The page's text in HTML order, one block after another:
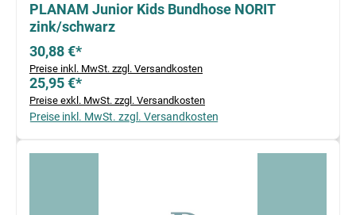
PLANAM Junior Kids Bundhose NORIT
zink/schwarz
30,88 €*
Preise inkl. MwSt. zzgl. Versandkosten
25,95 €*
Preise exkl. MwSt. zzgl. Versandkosten
Preise inkl. MwSt. zzgl. Versandkosten